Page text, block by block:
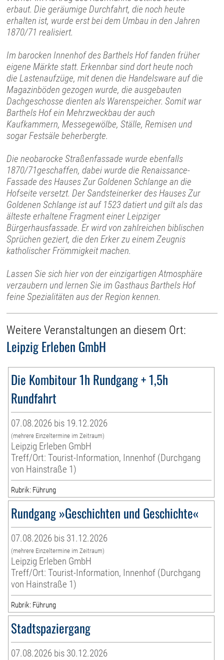
erbaut. Die geräumige Durchfahrt, die noch heute
erhalten ist, wurde erst bei dem Umbau in den Jahren
1870/71 realisiert.
Im barocken Innenhof des Barthels Hof fanden früher
eigene Märkte statt. Erkennbar sind dort heute noch
die Lastenaufzüge, mit denen die Handelsware auf die
Magazinböden gezogen wurde, die ausgebauten
Dachgeschosse dienten als Warenspeicher. Somit war
Barthels Hof ein Mehrzweckbau der auch
Kaufkammern, Messegewölbe, Ställe, Remisen und
sogar Festsäle beherbergte.
Die neobarocke Straßenfassade wurde ebenfalls
1870/71geschaffen, dabei wurde die Renaissance-
Fassade des Hauses Zur Goldenen Schlange an die
Hofseite versetzt. Der Sandsteinerker des Hauses Zur
Goldenen Schlange ist auf 1523 datiert und gilt als das
älteste erhaltene Fragment einer Leipziger
Bürgerhausfassade. Er wird von zahlreichen biblischen
Sprüchen geziert, die den Erker zu einem Zeugnis
katholischer Frömmigkeit machen.
Lassen Sie sich hier von der einzigartigen Atmosphäre
verzaubern und lernen Sie im Gasthaus Barthels Hof
feine Spezialitäten aus der Region kennen.
Weitere Veranstaltungen an diesem Ort:
Leipzig Erleben GmbH
Die Kombitour 1h Rundgang + 1,5h
Rundfahrt
07.08.2026 bis 19.12.2026
(mehrere Einzeltermine im Zeitraum)
Leipzig Erleben GmbH
Treff/Ort: Tourist-Information, Innenhof (Durchgang
von Hainstraße 1)
Rubrik: Führung
Rundgang »Geschichten und Geschichte«
07.08.2026 bis 31.12.2026
(mehrere Einzeltermine im Zeitraum)
Leipzig Erleben GmbH
Treff/Ort: Tourist-Information, Innenhof (Durchgang
von Hainstraße 1)
Rubrik: Führung
Stadtspaziergang
07.08.2026 bis 30.12.2026